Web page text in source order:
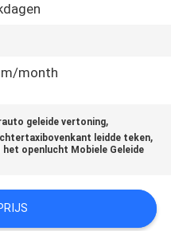
month
geleide vertoning,
leidde teken,
het openlucht Mobiele Geleide